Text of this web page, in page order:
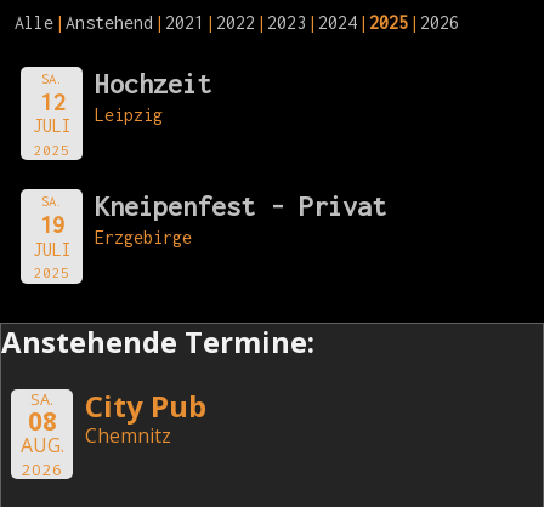
Alle Anstehend 2021 2022 2023 2024 2025 2026
SA.
12
JULI
2025
Hochzeit
Leipzig
SA.
19
JULI
2025
Kneipenfest - Privat
Erzgebirge
Anstehende Termine:
SA.
08
AUG.
2026
City Pub
Chemnitz